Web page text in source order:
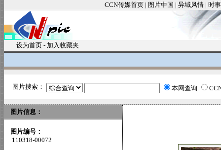
CCN传媒首页 | 图片中国 | 异域风情 | 时
设为首页 - 加入收藏夹
图片搜索： 本网查询
图片信息：
图片编号：
110318-00072